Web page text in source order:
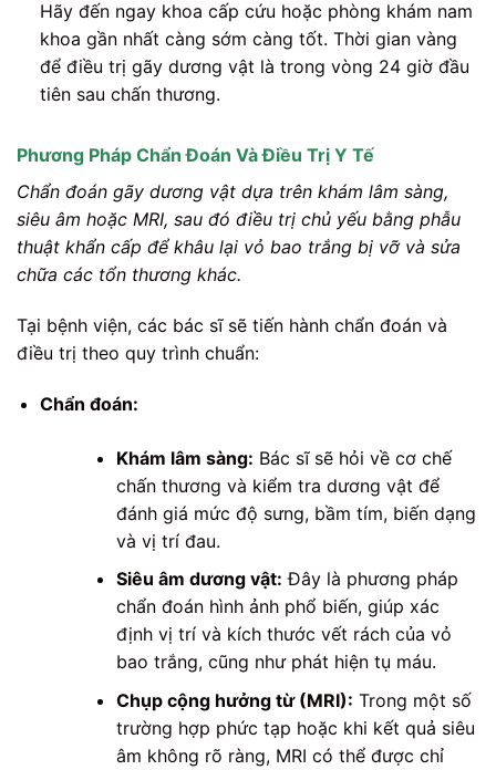
Hãy đến ngay khoa cấp cứu hoặc phòng khám nam
khoa gần nhất càng sớm càng tốt. Thời gian vàng
để điều trị gãy dương vật là trong vòng 24 giờ đầu
tiên sau chấn thương.
Phương Pháp Chẩn Đoán Và Điều Trị Y Tế
Chẩn đoán gãy dương vật dựa trên khám lâm sàng,
siêu âm hoặc MRI, sau đó điều trị chủ yếu bằng phẫu
thuật khẩn cấp để khâu lại vỏ bao trắng bị vỡ và sửa
chữa các tổn thương khác.
Tại bệnh viện, các bác sĩ sẽ tiến hành chẩn đoán và
điều trị theo quy trình chuẩn:
Chẩn đoán:
Khám lâm sàng: Bác sĩ sẽ hỏi về cơ chế
chấn thương và kiểm tra dương vật để
đánh giá mức độ sưng, bầm tím, biến dạng
và vị trí đau.
Siêu âm dương vật: Đây là phương pháp
chẩn đoán hình ảnh phổ biến, giúp xác
định vị trí và kích thước vết rách của vỏ
bao trắng, cũng như phát hiện tụ máu.
Chụp cộng hưởng từ (MRI): Trong một số
trường hợp phức tạp hoặc khi kết quả siêu
âm không rõ ràng, MRI có thể được chỉ